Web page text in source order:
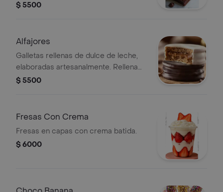
$ 5500
Alfajores
Galletas rellenas de dulce de leche,
elaboradas artesanalmente. Rellena
de arequipe cubierta con chocolate
$ 5500
Fresas Con Crema
Fresas en capas con crema batida.
$ 6000